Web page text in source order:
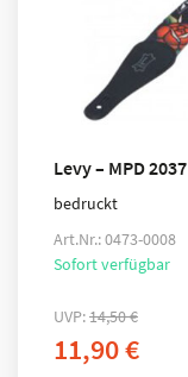
Levy – MPD 2037
bedruckt
Art.Nr.: 0473-0008
Sofort verfügbar
UVP:14,50€
11,90€